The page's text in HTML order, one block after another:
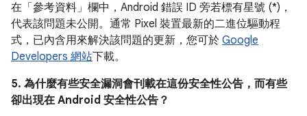
在「參考資料」欄中， Android 錯誤 ID 旁若標有星號 (*)，
代表該問題未公開。通常 Pixel 裝置最新的二進位驅動程
式，已內含用來解決該問題的更新，您可於 Google
Developers 網站下載。
5. 為什麼有些安全漏洞會刊載在這份安全性公告，而有些
卻出現在 Android 安全性公告？